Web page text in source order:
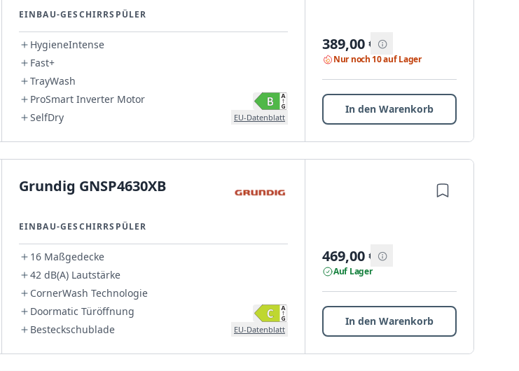
EINBAU-GESCHIRRSPÜLER
HygieneIntense
Fast+
TrayWash
ProSmart Inverter Motor
SelfDry
EU-Datenblatt
389,00€
Nur noch 10 auf Lager
In den Warenkorb
Grundig GNSP4630XB
EINBAU-GESCHIRRSPÜLER
16 Maßgedecke
42 dB(A) Lautstärke
CornerWash Technologie
Doormatic Türöffnung
Besteckschublade
EU-Datenblatt
469,00€
Auf Lager
In den Warenkorb